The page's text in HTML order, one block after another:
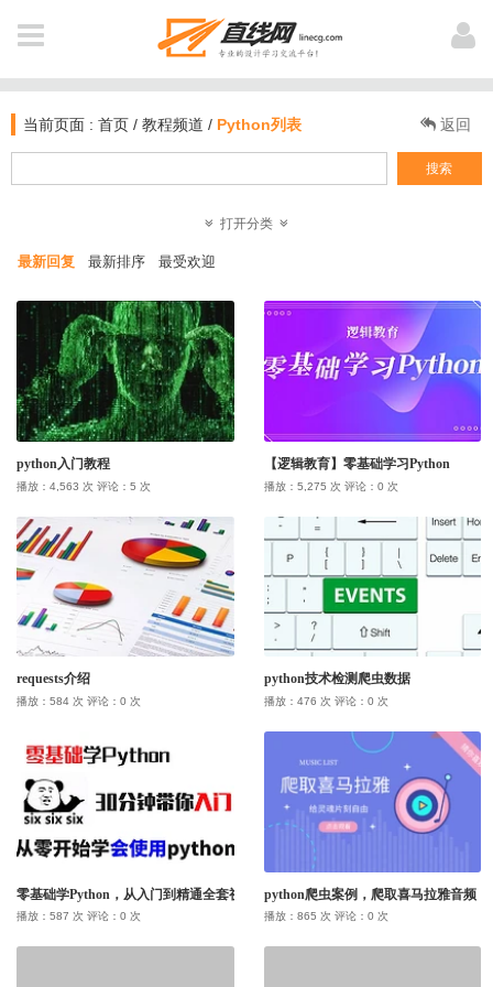
首页
业界动态
电影资讯
图文教材
作品
公开课
插件库
技术培训
COPYRIGHT LINECG 2016, ENABLED.
全 部
我打赏的教程
我浏览过的
插件记录
教程
插件
我关注的
公开课
用户或作者
COPYRIGHT LINECG 2026.
当前页面 : 首页 / 教程频道 / Python列表 返回
搜索
打开分类
最受欢迎
最新排序
最新回复
python入门教程
播放：4,563 次 评论：5 次
【逻辑教育】零基础学习Python
播放：5,275 次 评论：0 次
requests介绍
播放：584 次 评论：0 次
python技术检测爬虫数据
播放：476 次 评论：0 次
零基础学Python，从入门到精通全套视频教程
播放：587 次 评论：0 次
python爬虫案例，爬取喜马拉雅音频
播放：865 次 评论：0 次